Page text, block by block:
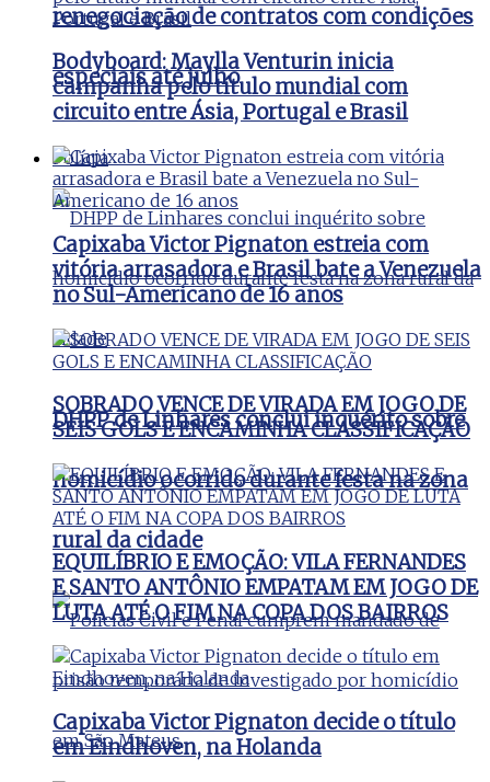
renegociação de contratos com condições
especiais até julho
Polícia
DHPP de Linhares conclui inquérito sobre
homicídio ocorrido durante festa na zona
rural da cidade
Bodyboard: Maylla Venturin inicia
campanha pelo título mundial com
circuito entre Ásia, Portugal e Brasil
Capixaba Victor Pignaton estreia com
vitória arrasadora e Brasil bate a Venezuela
no Sul-Americano de 16 anos
SOBRADO VENCE DE VIRADA EM JOGO DE
SEIS GOLS E ENCAMINHA CLASSIFICAÇÃO
EQUILÍBRIO E EMOÇÃO: VILA FERNANDES
E SANTO ANTÔNIO EMPATAM EM JOGO DE
LUTA ATÉ O FIM NA COPA DOS BAIRROS
Capixaba Victor Pignaton decide o título
em Eindhoven, na Holanda